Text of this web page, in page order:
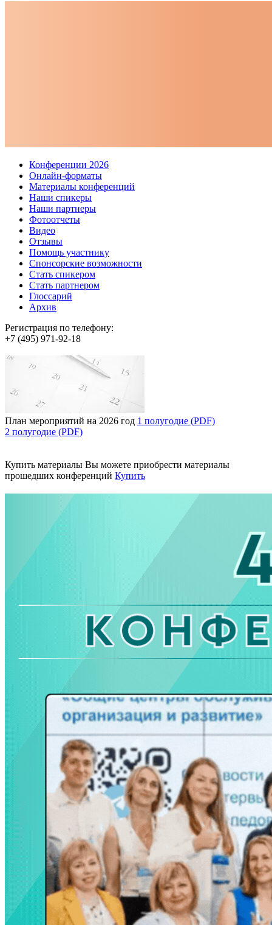
Конференции 2026
Онлайн-форматы
Материалы конференций
Наши спикеры
Наши партнеры
Фотоотчеты
Видео
Отзывы
Помощь участнику
Спонсорские возможности
Стать спикером
Стать партнером
Глоссарий
Архив
Регистрация по телефону:
+7 (495) 971-92-18
План мероприятий на 2026 год 1 полугодие (PDF)
2 полугодие (PDF)
Купить материалы Вы можете приобрести материалы
прошедших конференций Купить